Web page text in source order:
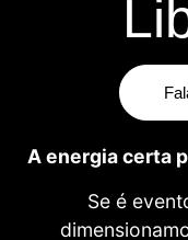
A energia certa
Se é